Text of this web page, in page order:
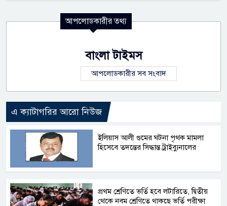
আপলোডকারীর তথ্য
বাংলা টাইমস
আপলোডকারীর সব সংবাদ
এ ক্যাটাগরির আরো নিউজ
ইলিয়াস আলী গুমের ঘটনা পৃথক মামলা
হিসেবে তদন্তের সিদ্ধান্ত ট্রাইব্যুনালের
প্রথম শ্রেণিতে ভর্তি হবে লটারিতে, দ্বিতীয়
থেকে নবম শ্রেণিতে থাকছে ভর্তি পরীক্ষা